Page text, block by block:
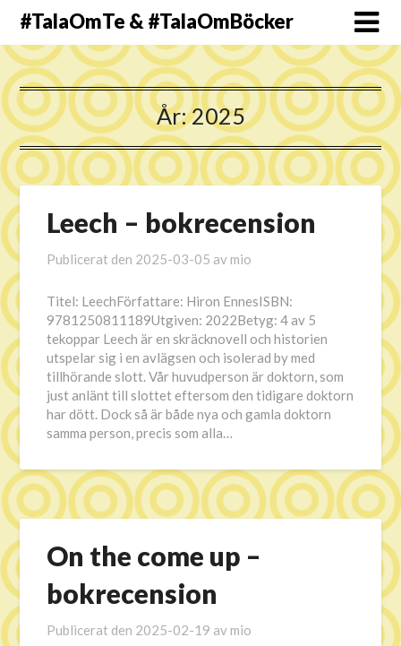
#TalaOmTe & #TalaOmBöcker
År:2025
Leech – bokrecension
Publicerat den 2025-03-05 av mio
Titel: LeechFörfattare: Hiron EnnesISBN:
9781250811189Utgiven: 2022Betyg: 4 av 5
tekoppar Leech är en skräcknovell och historien
utspelar sig i en avlägsen och isolerad by med
tillhörande slott. Vår huvudperson är doktorn, som
just anlänt till slottet eftersom den tidigare doktorn
har dött. Dock så är både nya och gamla doktorn
samma person, precis som alla…
On the come up –
bokrecension
Publicerat den 2025-02-19 av mio